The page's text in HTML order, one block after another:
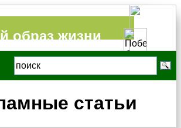
образ жизни
статьи